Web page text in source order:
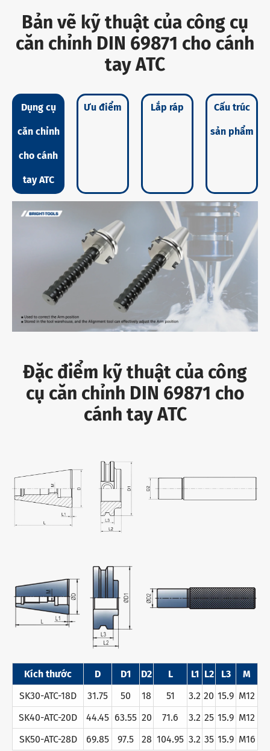
Bản vẽ kỹ thuật của công cụ
căn chỉnh DIN 69871 cho cánh
tay ATC
Dụng cụ
căn chỉnh
cho cánh
tay ATC
Ưu điểm Lắp ráp Cấu trúc
sản phẩm
Đặc điểm kỹ thuật của công
cụ căn chỉnh DIN 69871 cho
cánh tay ATC
Kích thước D D1 D2 L L1 L2 L3
M
SK30-ATC-18D
31.75 50 18 51 3.2 20 15.9 M12
SK40-ATC-20D
44.45 63.55 20 71.6 3.2 25 15.9 M12
SK50-ATC-28D
69.85 97.5 28 104.95 3.2 35 15.9 M16